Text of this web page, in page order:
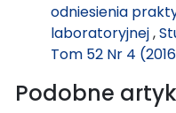
odniesienia
laboratoryjnej,
Tom 52 Nr 4
Podobne